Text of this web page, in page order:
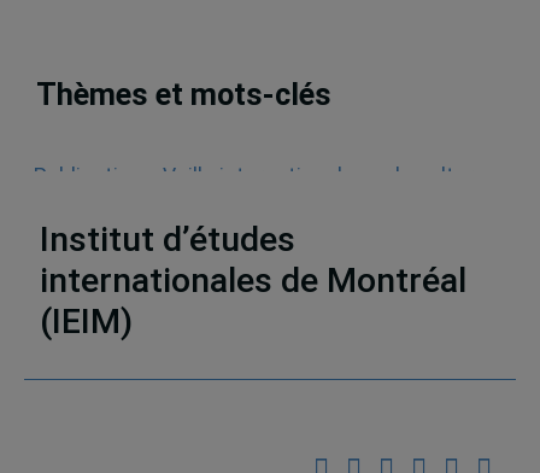
Thèmes et mots-clés
Publications
Veille internationale sur la culture
Institut d’études
internationales de Montréal
(IEIM)